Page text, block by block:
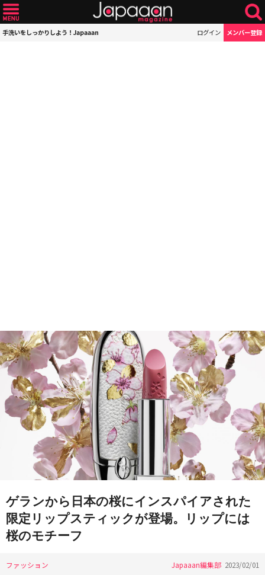
手洗いをしっかりしよう！Japaaan ログイン メンバー登録
ゲランから日本の桜にインスパイアされた
限定リップスティックが登場。リップには
桜のモチーフ
ファッション Japaaan編集部 2023/02/01